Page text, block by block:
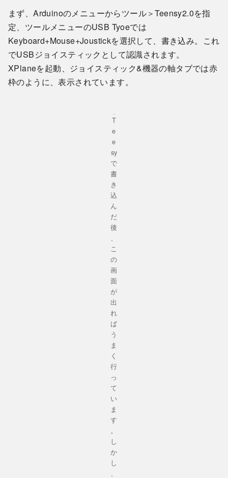
まず、Arduinoのメニューからツール＞Teensy2.0を指
定、ツールメニューのUSB Tyoeでは
Keyboard+Mouse+Joustickを選択して、書き込み。これ
でUSBジョイスティックとして認識されます。
XPlaneを起動、ジョイスティック&機器の軸タブでは赤
枠のように、表示されています。
T
e
e
sy
で
書
き
込
ん
だ
後
こ
の
画
面
が
出
れ
ば
う
ま
く
行
っ
て
い
ま
す
。
し
か
し